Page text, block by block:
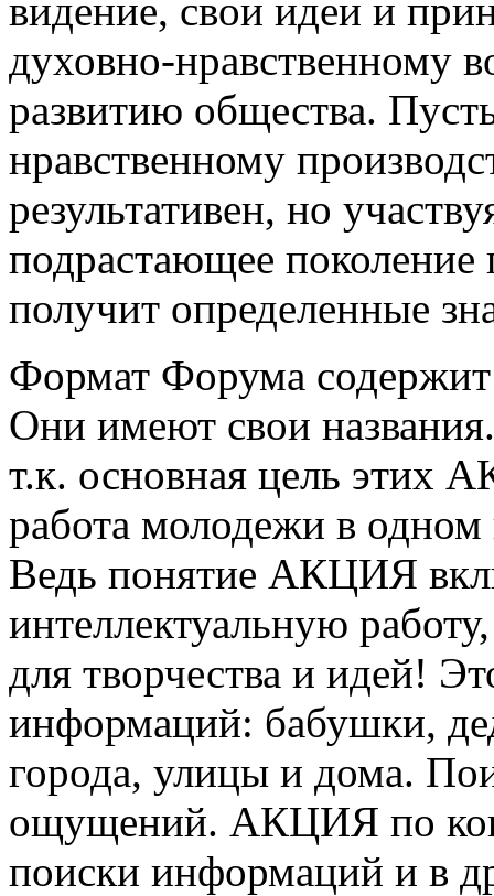
видение, свои идеи и
духовно-нравственному
развитию общества.
нравственному
результативен, но
подрастающее поколение
получит определенные
Формат Форума
Они имеют свои
т.к. основная цель этих
работа молодежи в
Ведь понятие АКЦИЯ
интеллектуальную
для творчества и идей!
информаций: бабушки,
города, улицы и дома.
ощущений. АКЦИЯ по
поиски информаций и в